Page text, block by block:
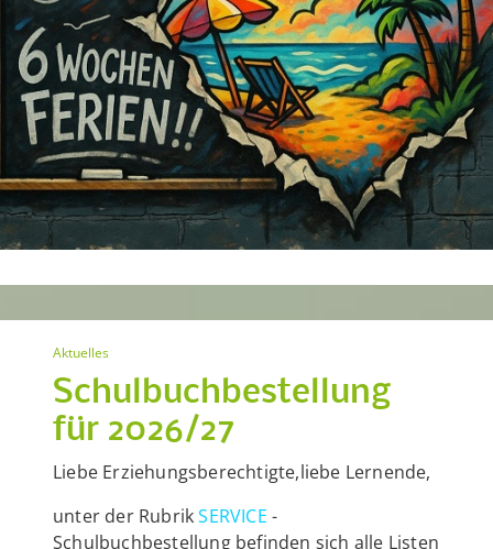
Aktuelles
Schulbuchbestellung
für 2026/27
Liebe Erziehungsberechtigte,liebe Lernende,
unter der RubrikSERVICE -
Schulbuchbestellung befinden sich alle Listen